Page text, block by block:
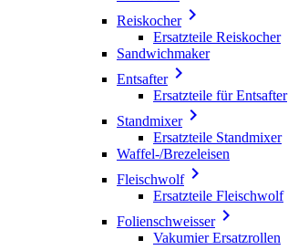
Reiskocher
Ersatzteile Reiskocher
Sandwichmaker
Entsafter
Ersatzteile für Entsafter
Standmixer
Ersatzteile Standmixer
Waffel-/Brezeleisen
Fleischwolf
Ersatzteile Fleischwolf
Folienschweisser
Vakumier Ersatzrollen